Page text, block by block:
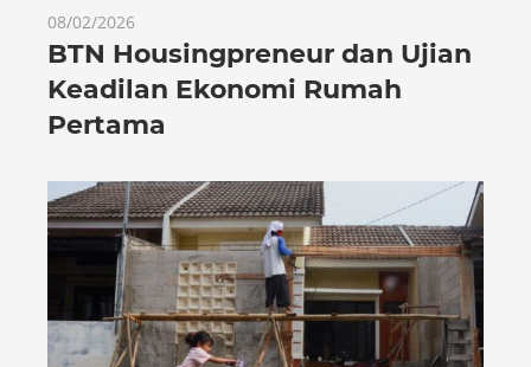
08/02/2026
BTN Housingpreneur dan Ujian
Keadilan Ekonomi Rumah
Pertama